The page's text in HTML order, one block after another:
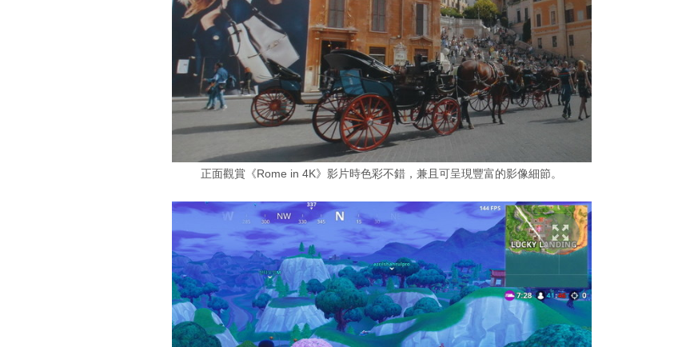
正面觀賞《Rome in 4K》影片時色彩不錯，兼且可呈現豐富的影像細節。